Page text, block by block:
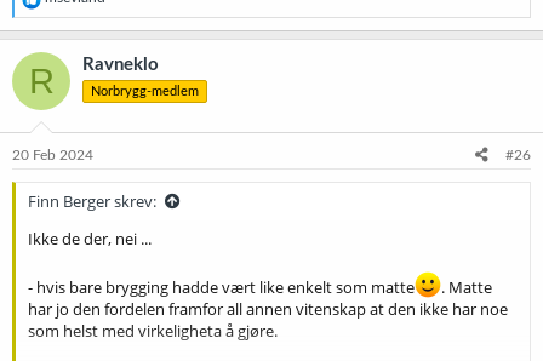
e
a
k
s
j
o
e
R Ravneklo
Norbrygg-medlem
20 Feb 2024 #26
Finn Berger skrev:
Ikke de der, nei ...
- hvis bare brygging hadde vært like enkelt som matte
. Matte
har jo den fordelen framfor all annen vitenskap at den ikke har noe
som helst med virkeligheta å gjøre.